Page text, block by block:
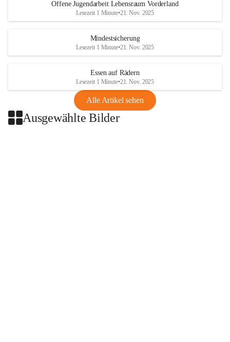
Offene Jugendarbeit Lebensraum Vorderland
Lesezeit 1 Minute•21. Nov. 2025
Mindestsicherung
Lesezeit 1 Minute•21. Nov. 2025
Essen auf Rädern
Lesezeit 1 Minute•21. Nov. 2025
Alle Artikel sehen
Ausgewählte Bilder